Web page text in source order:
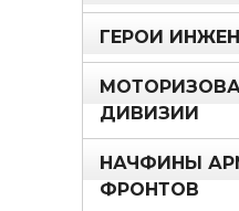
ГЕРОИ
ДИВИЗИИ
НАЧФИНЫ
ФРОНТОВ